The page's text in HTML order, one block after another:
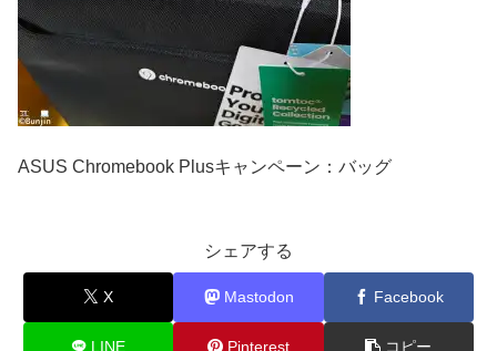
ASUS Chromebook Plusキャンペーン：バッグ
シェアする
X Mastodon Facebook
LINE Pinterest コピー